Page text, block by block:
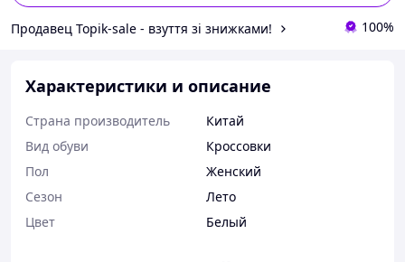
Продавец Topik-sale - взуття зі знижками! 100%
Характеристики и описание
Страна производитель
Китай
Вид обуви
Кроссовки
Пол
Женский
Сезон
Лето
Цвет
Белый